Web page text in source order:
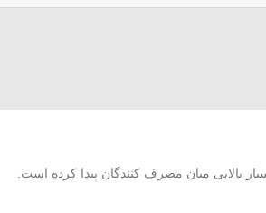
بالایی میان مصرف کنندگان پیدا کرده است.